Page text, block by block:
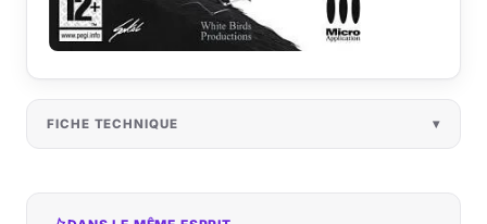
FICHE TECHNIQUE